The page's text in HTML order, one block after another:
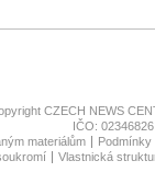
CZECH NEWS
IČO:
materiálům
Vlastnická